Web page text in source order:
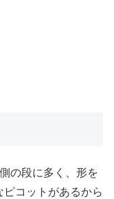
の段に多く、形を
コットがあるから